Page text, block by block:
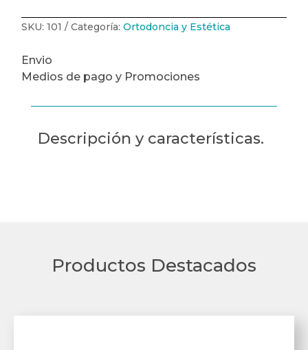
SKU:101 Categoría:Ortodoncia y Estética
Envio
Medios de pago y Promociones
Descripción y características.
Productos Destacados